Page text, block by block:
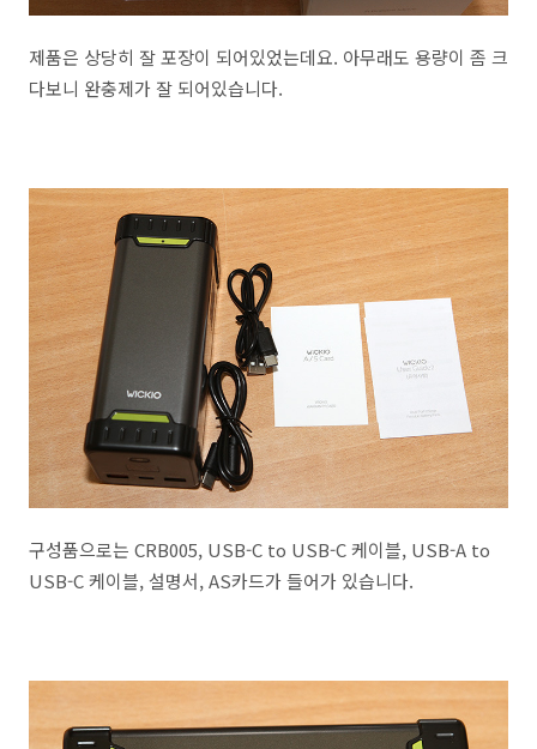
제품은 상당히 잘 포장이 되어있었는데요. 아무래도 용량이 좀 크
다보니 완충제가 잘 되어있습니다.
구성품으로는 CRB005, USB-C to USB-C 케이블, USB-A to
USB-C 케이블, 설명서, AS카드가 들어가 있습니다.